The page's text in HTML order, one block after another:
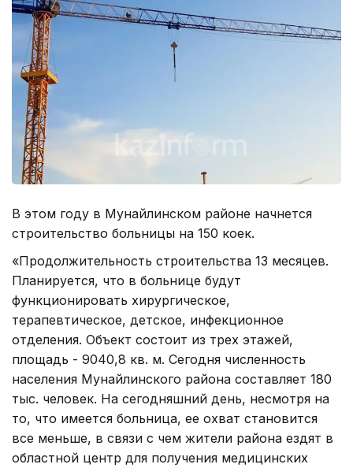
В этом году в Мунайлинском районе начнется
строительство больницы на 150 коек.
«Продолжительность строительства 13 месяцев.
Планируется, что в больнице будут
функционировать хирургическое,
терапевтическое, детское, инфекционное
отделения. Объект состоит из трех этажей,
площадь - 9040,8 кв. м. Сегодня численность
населения Мунайлинского района составляет 180
тыс. человек. На сегодняшний день, несмотря на
то, что имеется больница, ее охват становится
все меньше, в связи с чем жители района ездят в
областной центр для получения медицинских